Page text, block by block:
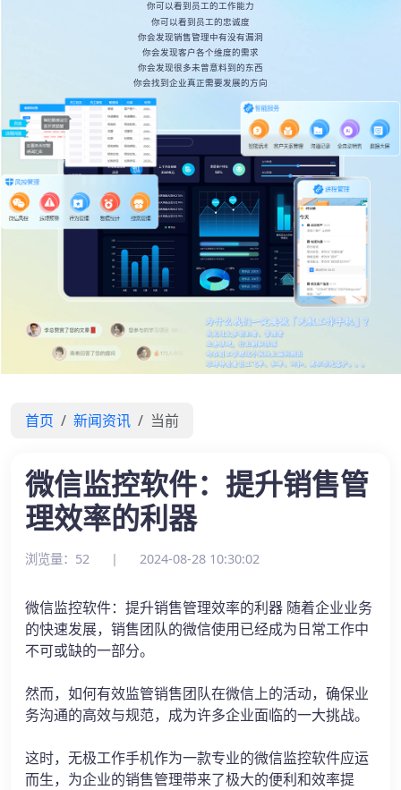
你可以看到员工的工作能力
你可以看到员工的忠诚度
你会发现销售管理中有没有漏洞
你会发现客户各个维度的需求
你会发现很多未曾意料到的东西
你会找到企业真正需要发展的方向
首页 新闻资讯 当前
微信监控软件：提升销售管
理效率的利器
浏览量：52 | 2024-08-28 10:30:02
微信监控软件：提升销售管理效率的利器 随着企业业务
的快速发展，销售团队的微信使用已经成为日常工作中
不可或缺的一部分。
然而，如何有效监管销售团队在微信上的活动，确保业
务沟通的高效与规范，成为许多企业面临的一大挑战。
这时，无极工作手机作为一款专业的微信监控软件应运
而生，为企业的销售管理带来了极大的便利和效率提